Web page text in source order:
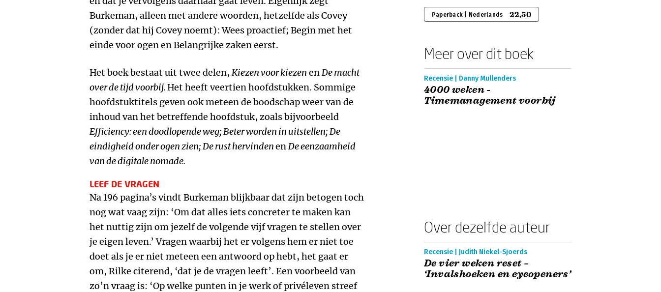
Burkeman, alleen met andere woorden, hetzelfde als Covey
(zonder dat hij Covey noemt): Wees proactief; Begin met het
einde voor ogen en Belangrijke zaken eerst.
Het boek bestaat uit twee delen, Kiezen voor kiezen enDe macht
over de tijd voorbij.Het heeft veertien hoofdstukken. Sommige
hoofdstuktitels geven ook meteen de boodschap weer van de
inhoud van het betreffende hoofdstuk, zoals bijvoorbeeld
Efficiency: een doodlopende weg; Beter worden in uitstellen; De
eindigheid onder ogen zien; De rust hervindenenDe eenzaamheid
van de digitale nomade.
LEEF DE VRAGEN
Na 196 pagina’s vindt Burkeman blijkbaar dat zijn betogen toch
nog wat vaag zijn: ‘Om dat alles iets concreter te maken kan
het nuttig zijn om jezelf de volgende vijf vragen te stellen over
je eigen leven.’ Vragen waarbij het er volgens hem er niet toe
doet als je er niet meteen een antwoord op hebt, het gaat er
om, Rilke citerend, ‘dat je de vragen leeft’. Een voorbeeld van
zo’n vraag is: ‘Op welke punten in je werk of privéleven streef
Paperback | Nederlands 22,50
Meer over dit boek
Recensie | Danny Mullenders
4000 weken -
Timemanagement voorbij
Over dezelfde auteur
Recensie | Judith Niekel-Sjoerds
De vier weken reset –
‘Invalshoeken en eyeopeners’